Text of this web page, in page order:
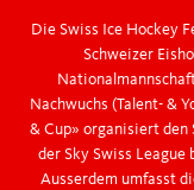
Die Swiss Ice Hockey
Schweizer
Nachwuchs (Talent- &
& Cup» organisiert den
der Sky Swiss League
Ausserdem umfasst